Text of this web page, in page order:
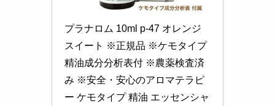
プラナロム 10ml p-47 オレンジ
スイート ※正規品 ※ケモタイプ
精油成分分析表付 ※農薬検査済
み ※安全・安心のアロマテラピ
ー ケモタイプ 精油 エッセンシャ